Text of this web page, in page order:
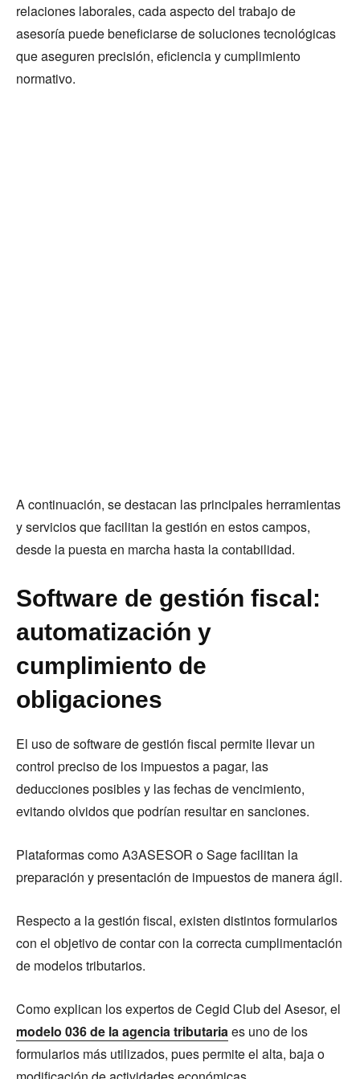
relaciones laborales, cada aspecto del trabajo de
asesoría puede beneficiarse de soluciones tecnológicas
que aseguren precisión, eficiencia y cumplimiento
normativo.
A continuación, se destacan las principales herramientas
y servicios que facilitan la gestión en estos campos,
desde la puesta en marcha hasta la contabilidad.
Software de gestión fiscal:
automatización y
cumplimiento de
obligaciones
El uso de software de gestión fiscal permite llevar un
control preciso de los impuestos a pagar, las
deducciones posibles y las fechas de vencimiento,
evitando olvidos que podrían resultar en sanciones.
Plataformas como A3ASESOR o Sage facilitan la
preparación y presentación de impuestos de manera ágil.
Respecto a la gestión fiscal, existen distintos formularios
con el objetivo de contar con la correcta cumplimentación
de modelos tributarios.
Como explican los expertos de Cegid Club del Asesor, el
modelo 036 de la agencia tributaria es uno de los
formularios más utilizados, pues permite el alta, baja o